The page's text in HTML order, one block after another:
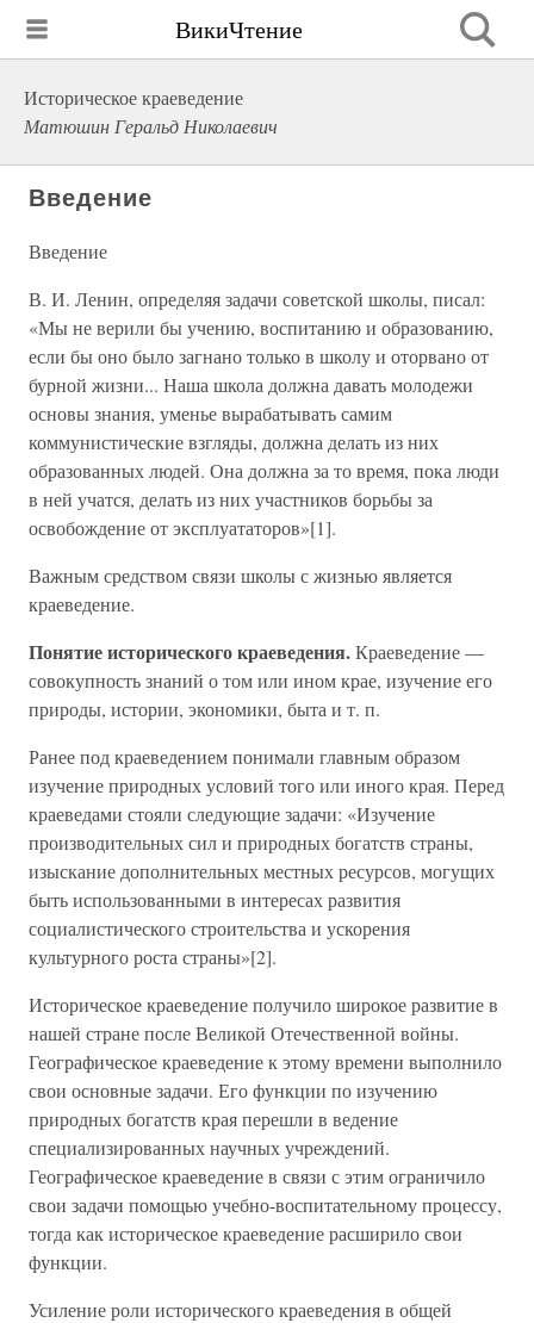
ВикиЧтение
Историческое краеведение
Матюшин Геральд Николаевич
Введение
Введение
В. И. Ленин, определяя задачи советской школы, писал:
«Мы не верили бы учению, воспитанию и образованию,
если бы оно было загнано только в школу и оторвано от
бурной жизни... Наша школа должна давать молодежи
основы знания, уменье вырабатывать самим
коммунистические взгляды, должна делать из них
образованных людей. Она должна за то время, пока люди
в ней учатся, делать из них участников борьбы за
освобождение от эксплуататоров»[1].
Важным средством связи школы с жизнью является
краеведение.
Понятие исторического краеведения.Краеведение —
совокупность знаний о том или ином крае, изучение его
природы, истории, экономики, быта и т. п.
Ранее под краеведением понимали главным образом
изучение природных условий того или иного края. Перед
краеведами стояли следующие задачи: «Изучение
производительных сил и природных богатств страны,
изыскание дополнительных местных ресурсов, могущих
быть использованными в интересах развития
социалистического строительства и ускорения
культурного роста страны»[2].
Историческое краеведение получило широкое развитие в
нашей стране после Великой Отечественной войны.
Географическое краеведение к этому времени выполнило
свои основные задачи. Его функции по изучению
природных богатств края перешли в ведение
специализированных научных учреждений.
Географическое краеведение в связи с этим ограничило
свои задачи помощью учебно-воспитательному процессу,
тогда как историческое краеведение расширило свои
функции.
Усиление роли исторического краеведения в общей